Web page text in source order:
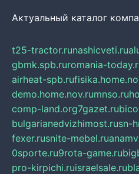
Актуальный каталог
t25-tractor.runashicveti.ru
gbmk.spb.ruromania-
airheat-spb.ru
demo.home.nov.rumnso.ru
comp-land.org7gazet.ru
bulgarianedvizhimost.rusn-
fexer.rusnite-mebel.ru
0sporte.ru9rota-game.ru
pro-kirpichi.ruisraelsale.ru